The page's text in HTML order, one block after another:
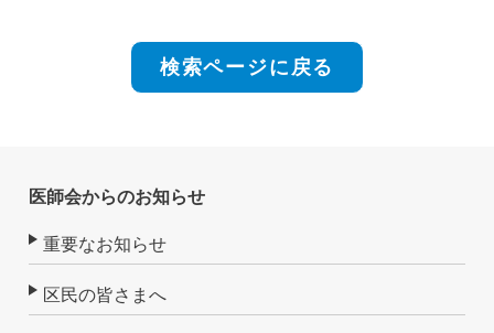
検索ページに戻る
医師会からのお知らせ
重要なお知らせ
区民の皆さまへ